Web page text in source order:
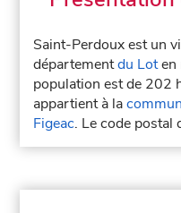
Saint-Perdoux est un
départementdu Loten
population est de 202
appartient à la
Figeac. Le code